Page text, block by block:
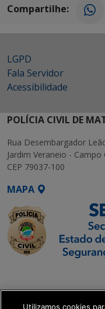
Compartilhe:
LGPD
Fala Servidor
Acessibilidade
POLÍCIA CIVIL DE
Rua Desembargador
Jardim Veraneio -
CEP 79037-100
MAPA
Executiva de
Transformação
Utilizamos cookies